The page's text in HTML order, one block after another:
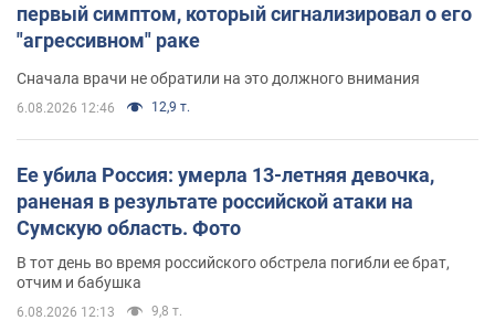
первый симптом, который сигнализировал о его
"агрессивном" раке
Сначала врачи не обратили на это должного внимания
6.08.2026 12:46 12,9 т.
Ее убила Россия: умерла 13-летняя девочка,
раненая в результате российской атаки на
Сумскую область. Фото
В тот день во время российского обстрела погибли ее брат,
отчим и бабушка
6.08.2026 12:13 9,8 т.